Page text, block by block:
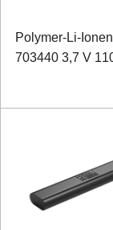
Polymer-Li-
703440 3,7 V